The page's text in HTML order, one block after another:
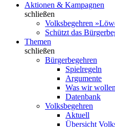
Aktionen & Kampagnen
schließen
Volksbegehren
Schützt das
Themen
schließen
Bürgerbegehren
Spielregeln
Argumente
Was wir wollen
Datenbank
Volksbegehren
Aktuell
Übersicht